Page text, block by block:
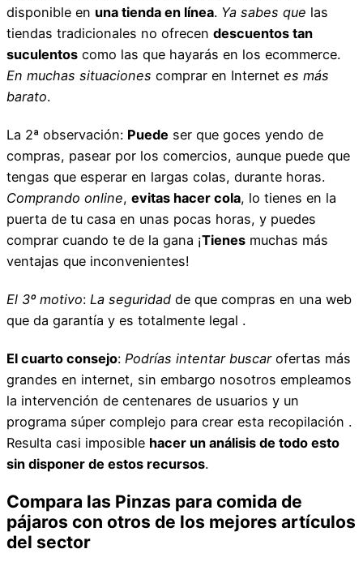
disponible en una tienda en línea. Ya sabes que las
tiendas tradicionales no ofrecen descuentos tan
suculentos como las que hayarás en los ecommerce.
En muchas situaciones comprar en Internet es más
barato.
La 2ª observación: Puede ser que goces yendo de
compras, pasear por los comercios, aunque puede que
tengas que esperar en largas colas, durante horas.
Comprando online, evitas hacer cola, lo tienes en la
puerta de tu casa en unas pocas horas, y puedes
comprar cuando te de la gana ¡Tienes muchas más
ventajas que inconvenientes!
El 3º motivo: La seguridad de que compras en una web
que da garantía y es totalmente legal .
El cuarto consejo: Podrías intentar buscarofertas más
grandes en internet, sin embargo nosotros empleamos
la intervención de centenares de usuarios y un
programa súper complejo para crear esta recopilación .
Resulta casi imposible hacer un análisis de todo esto
sin disponer de estos recursos.
Compara las Pinzas para comida de
pájaros con otros de los mejores artículos
del sector